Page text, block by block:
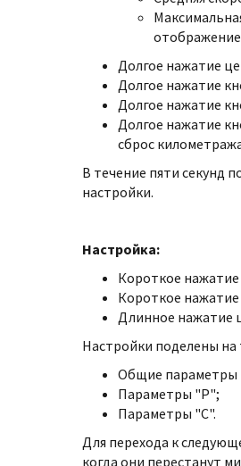
Долгое нажатие
Долгое нажатие
Долгое нажатие
Долгое нажатие
сброс
В течение пяти секунд
настройки.
Настройка:
Короткое
Короткое
Длинное нажатие
Настройки поделены на
Общие параметры
Параметры "P";
Параметры "C".
Для перехода к
когда они перестанут